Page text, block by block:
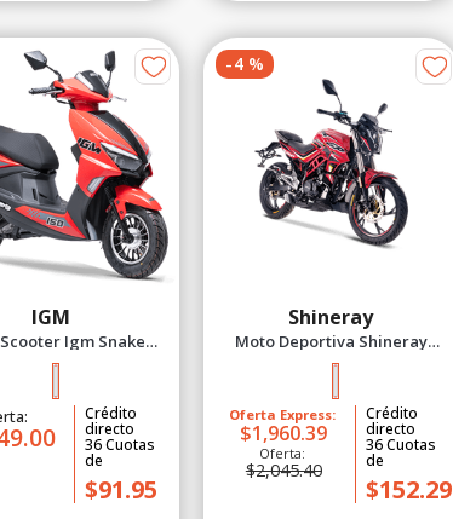
IGM
Igm Snake
150 - 2027 Rojo
Crédito
directo
36Cuotas
de
$91.95
-4%
Shineray
Moto Deportiva Shineray
Xy200-18 New 2027 Rojo
Oferta Express:
$1,960.39
Oferta:
$2,045.40
Crédito
directo
36Cuotas
de
$152.29